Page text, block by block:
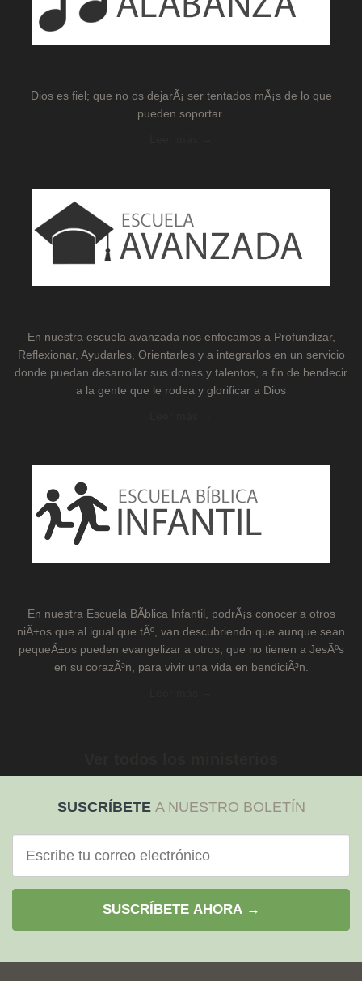
Dios es fiel; que no os dejarÃ¡ ser tentados mÃ¡s de lo que
pueden soportar.
En nuestra escuela avanzada nos enfocamos a Profundizar,
Reflexionar, Ayudarles, Orientarles y a integrarlos en un servicio
donde puedan desarrollar sus dones y talentos, a fin de bendecir
a la gente que le rodea y glorificar a Dios
En nuestra Escuela BÃ­blica Infantil, podrÃ¡s conocer a otros
niÃ±os que al igual que tÃº, van descubriendo que aunque sean
pequeÃ±os pueden evangelizar a otros, que no tienen a JesÃºs
en su corazÃ³n, para vivir una vida en bendiciÃ³n.
SUSCRÍBETE A NUESTRO BOLETÍN
electrónico
SUSCRÍBETE AHORA →